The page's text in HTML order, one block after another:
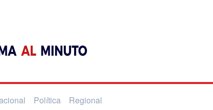
Política Regional